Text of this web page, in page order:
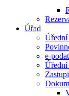
Úřad
Úřední
e-